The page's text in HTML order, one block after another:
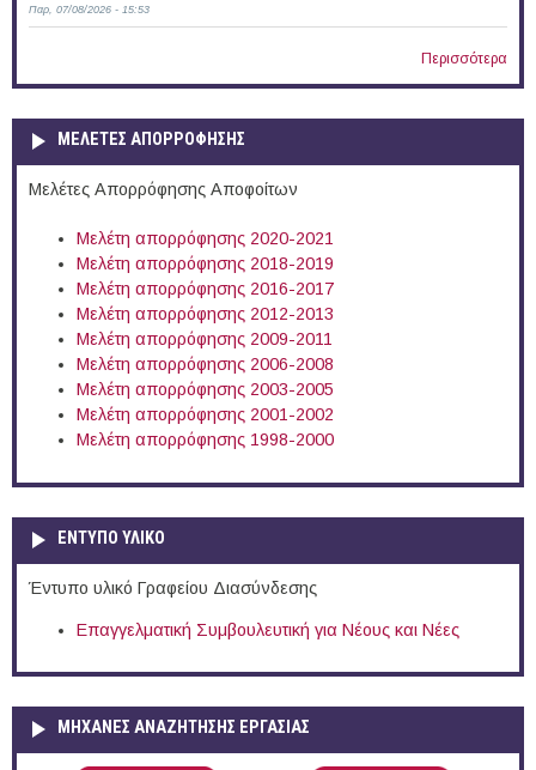
Παρ, 07/08/2026 - 15:53
Περισσότερα
ΜΕΛΕΤΕΣ ΑΠΟΡΡΟΦΗΣΗΣ
Μελέτες Απορρόφησης Αποφοίτων
Μελέτη απορρόφησης 2020-2021
Μελέτη απορρόφησης 2018-2019
Μελέτη απορρόφησης 2016-2017
Μελέτη απορρόφησης 2012-2013
Μελέτη απορρόφησης 2009-2011
Μελέτη απορρόφησης 2006-2008
Μελέτη απορρόφησης 2003-2005
Μελέτη απορρόφησης 2001-2002
Μελέτη απορρόφησης 1998-2000
ΕΝΤΥΠΟ ΥΛΙΚΟ
Έντυπο υλικό Γραφείου Διασύνδεσης
Επαγγελματική Συμβουλευτική για Νέους και Νέες
ΜΗΧΑΝΕΣ ΑΝΑΖΗΤΗΣΗΣ ΕΡΓΑΣΙΑΣ